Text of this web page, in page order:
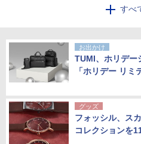
すべ
アウトドア用品
お出かけ
TUMI、ホリデー
「ホリデー リミ
グッズ
フォッシル、ス
コレクションを